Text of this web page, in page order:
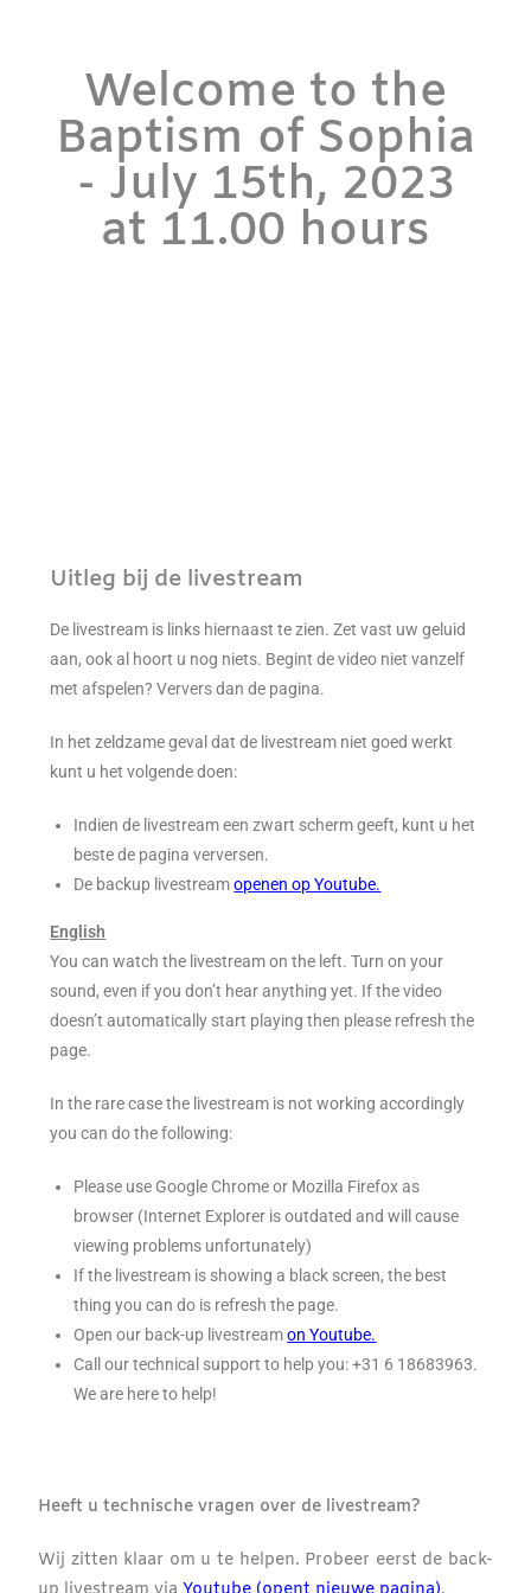
Welcome to the
Baptism of Sophia
- July 15th, 2023
at 11.00 hours
Uitleg bij de livestream
De livestream is links hiernaast te zien. Zet vast uw geluid
aan, ook al hoort u nog niets. Begint de video niet vanzelf
met afspelen? Ververs dan de pagina.
In het zeldzame geval dat de livestream niet goed werkt
kunt u het volgende doen:
Indien de livestream een zwart scherm geeft, kunt u het
beste de pagina verversen.
De backup livestreamopenen op Youtube.
English
You can watch the livestream on the left. Turn on your
sound, even if you don’t hear anything yet. If the video
doesn’t automatically start playing then please refresh the
page.
In the rare case the livestream is not working accordingly
you can do the following:
Please use Google Chrome or Mozilla Firefox as
browser (Internet Explorer is outdated and will cause
viewing problems unfortunately)
If the livestream is showing a black screen, the best
thing you can do is refresh the page.
Open our back-up livestreamon Youtube.
Call our technical support to help you: +31 6 18683963.
We are here to help!
Heeft u technische vragen over de livestream?
Wij zitten klaar om u te helpen. Probeer eerst de back-